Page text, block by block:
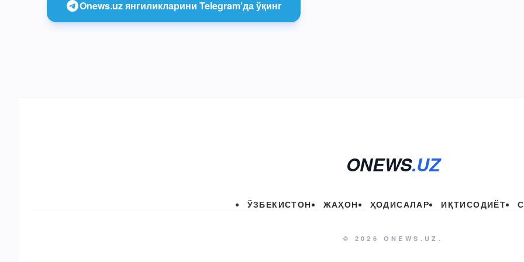
Onews.uz янгиликларини Telegram’да ўқинг
ONEWS.UZ
ЎЗБЕКИСТОН ЖАҲОН ҲОДИСАЛАР ИҚТИСОДИЁТ
© 2026 ONEWS.UZ.